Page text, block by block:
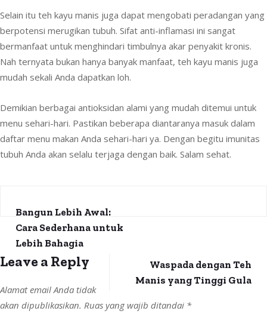
Selain itu teh kayu manis juga dapat mengobati peradangan yang
berpotensi merugikan tubuh. Sifat anti-inflamasi ini sangat
bermanfaat untuk menghindari timbulnya akar penyakit kronis.
Nah ternyata bukan hanya banyak manfaat, teh kayu manis juga
mudah sekali Anda dapatkan loh.
Demikian berbagai antioksidan alami yang mudah ditemui untuk
menu sehari-hari. Pastikan beberapa diantaranya masuk dalam
daftar menu makan Anda sehari-hari ya. Dengan begitu imunitas
tubuh Anda akan selalu terjaga dengan baik. Salam sehat.
Bangun Lebih Awal:
Cara Sederhana untuk
Lebih Bahagia
Waspada dengan Teh
Manis yang Tinggi Gula
Leave a Reply
Alamat email Anda tidak
akan dipublikasikan. Ruas yang wajib ditandai *